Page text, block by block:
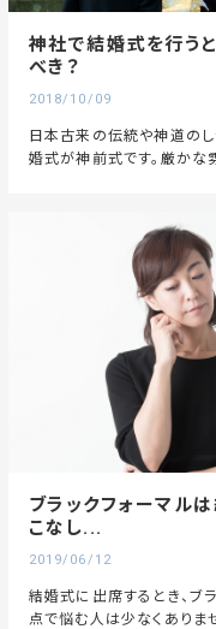
神社で結婚式を行う
べき？
2018/10/09
日本古来の伝統や神道の
婚式が神前式です。厳かな
ブラックフォーマル
こなし...
2019/06/12
結婚式に出席するとき、ブ
点で悩む人は少なくありま